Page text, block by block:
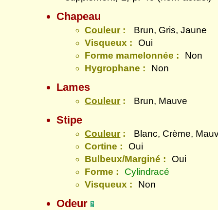
Chapeau
Couleur:
Brun, Gris, Jaune
Visqueux :
Oui
Forme mamelonnée :
Non
Hygrophane :
Non
Lames
Couleur: Brun, Mauve
Stipe
Couleur:
Blanc, Crème,
Cortine :
Oui
Bulbeux/Marginé :
Oui
Forme :
Cylindracé
Visqueux :
Non
Odeur